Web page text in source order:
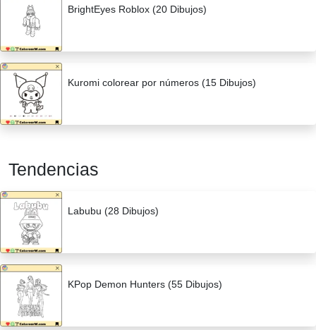
BrightEyes Roblox (20 Dibujos)
Kuromi colorear por números (15 Dibujos)
Tendencias
Labubu (28 Dibujos)
KPop Demon Hunters (55 Dibujos)